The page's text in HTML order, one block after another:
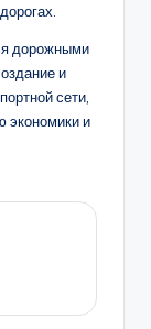
дорожными
и
сети,
экономики и